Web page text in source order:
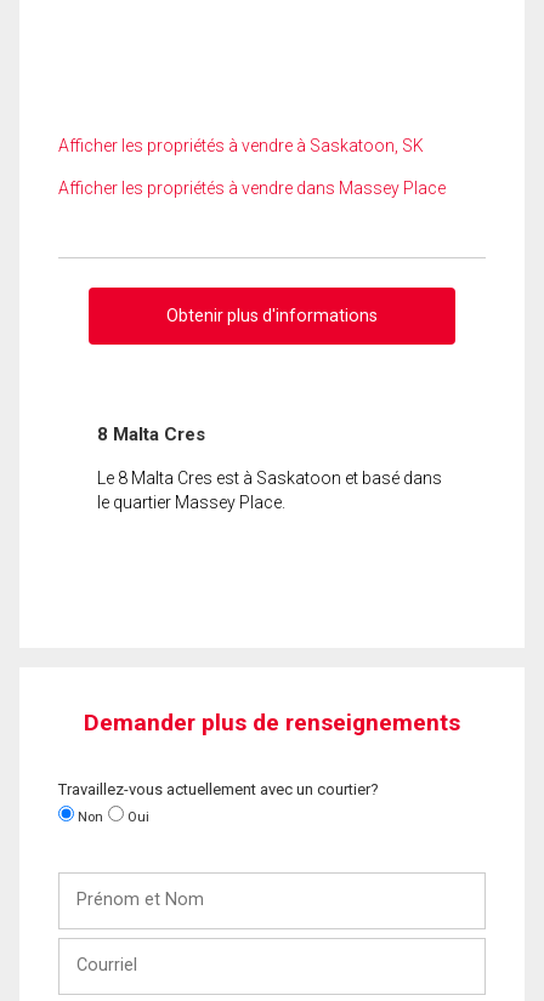
Afficher les propriétés à vendre à Saskatoon, SK
Afficher les propriétés à vendre dans Massey Place
Obtenir plus d'informations
8 Malta Cres
Le 8 Malta Cres est à Saskatoon et basé dans
le quartier Massey Place.
Demander plus de renseignements
Travaillez-vous actuellement avec un courtier?
Non Oui
Nom